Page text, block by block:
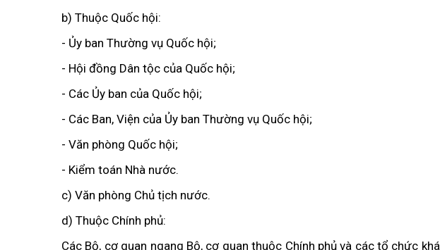
b) Thuộc Quốc hội:
- Ủy ban Thường vụ Quốc hội;
- Hội đồng Dân tộc của Quốc hội;
- Các Ủy ban của Quốc hội;
- Các Ban, Viện của Ủy ban Thường vụ Quốc hội;
- Văn phòng Quốc hội;
- Kiểm toán Nhà nước.
c) Văn phòng Chủ tịch nước.
d) Thuộc Chính phủ:
Các Bộ, cơ quan ngang Bộ, cơ quan thuộc Chính phủ và các tổ chức